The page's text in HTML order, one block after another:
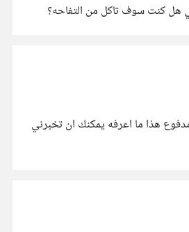
هل كنت سوف تاكل من التفاحه؟
هذا ما اعرفه يمكنك ان تخبرني